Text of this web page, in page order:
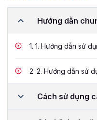
Hướng dẫn
1. 1. Hướng dẫn sử
2. 2. Hướng dẫn sử
Cách sử dụng